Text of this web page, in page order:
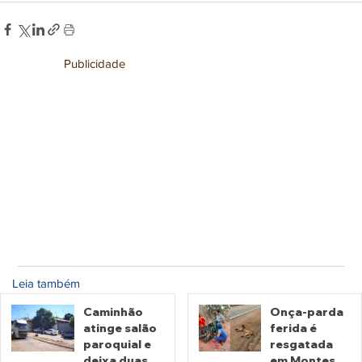
Publicidade
Leia também
Caminhão
atinge salão
paroquial e
Onça-parda
ferida é
resgatada